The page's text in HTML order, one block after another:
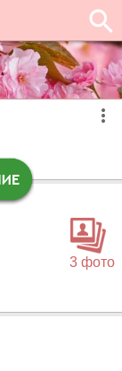
3 фото